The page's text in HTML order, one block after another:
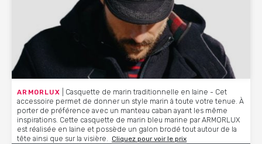
ARMORLUX | Casquette de marin traditionnelle en laine - Cet
accessoire permet de donner un style marin à toute votre tenue. À
porter de préférence avec un manteau caban ayant les même
inspirations. Cette casquette de marin bleu marine par ARMORLUX
est réalisée en laine et possède un galon brodé tout autour de la
tête ainsi que sur la visière. Cliquez pour voir le prix